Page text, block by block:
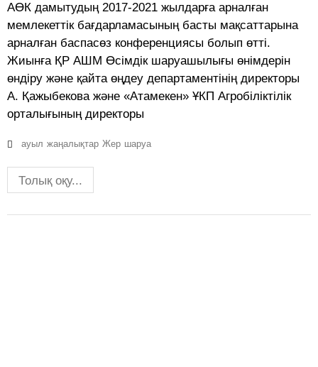
АӨК дамытудың 2017-2021 жылдарға арналған
мемлекеттік бағдарламасының басты мақсаттарына
арналған баспасөз конференциясы болып өтті.
Жиынға ҚР АШМ Өсімдік шаруашылығы өнімдерін
өндіру және қайта өңдеу департаментінің директоры
А. Қажыбекова және «Атамекен» ҰКП Агробіліктілік
орталығының директоры
ауыл жаңалықтар Жер шаруа
Толық оқу...